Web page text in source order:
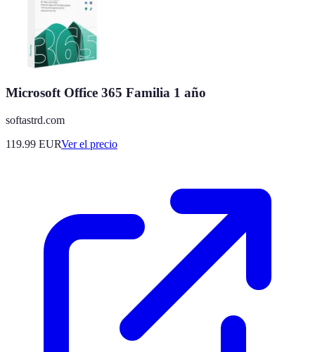
Microsoft Office 365 Familia 1 año
softastrd.com
119.99 EURVer el precio